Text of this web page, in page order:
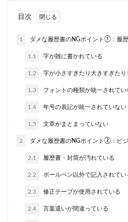
目次
1 ダメな履歴書のNGポイント①：履
1.1 字が雑に書かれている
1.2 字が小さすぎたり大きすぎたり
1.3 フォントの種類が統一されてい
1.4 年号の表記が統一されていない
1.5 文章がまとまっていない
2 ダメな履歴書のNGポイント②：ビ
2.1 履歴書・封筒が汚れている
2.2 ボールペン以外で記入されてい
2.3 修正テープが使用されている
2.4 言葉遣いが間違っている